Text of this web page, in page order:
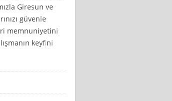
Giresun ve
güvenle
memnuniyetini
keyfini